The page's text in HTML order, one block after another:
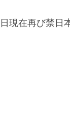
現在再び禁日